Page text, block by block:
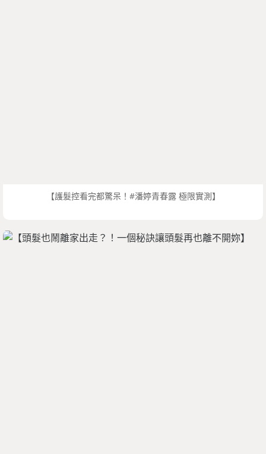
【護髮控看完都驚呆！#潘婷青春露 極限實測】